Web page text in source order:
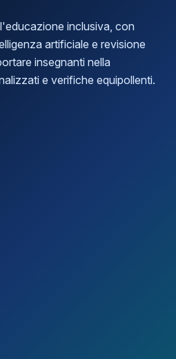
inclusiva, con
artificiale e revisione
insegnanti nella
e verifiche equipollenti.